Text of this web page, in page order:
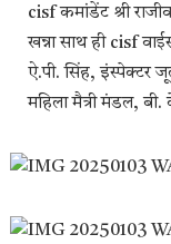
cisf कमांडेंट श्री
खन्ना साथ ही cisf
ऐ.पी. सिंह, इंस्पेक्टर
महिला मैत्री मंडल, बी.